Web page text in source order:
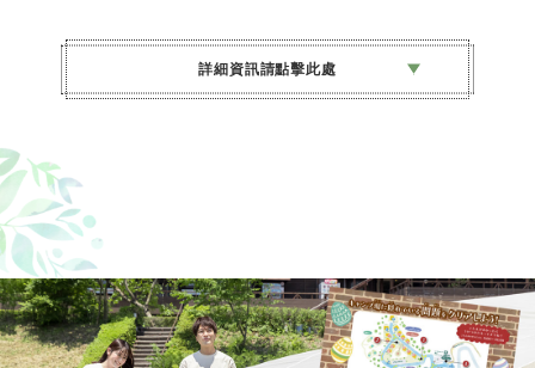
詳細資訊請點擊此處
開催日期
對象 入住森林與星空的露營村的客人
費用 免費